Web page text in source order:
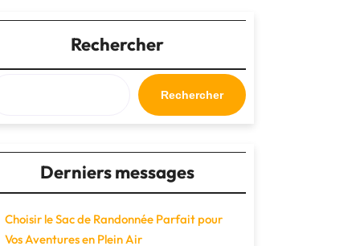
Rechercher
Rechercher
Derniers messages
Choisir le Sac de Randonnée Parfait pour
Vos Aventures en Plein Air